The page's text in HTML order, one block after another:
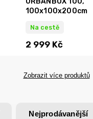
100x100x200cm
Na cestě
2 999 Kč
Zobrazit více produktů
Nejprodávanější